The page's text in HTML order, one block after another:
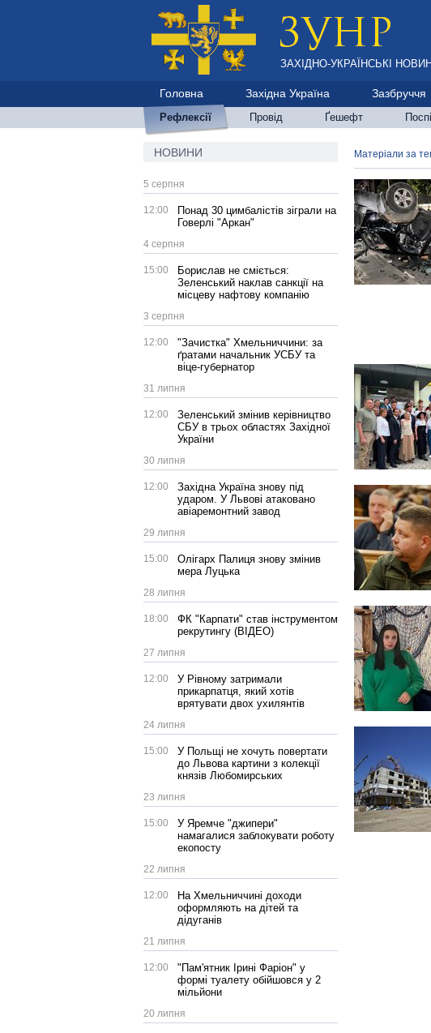
ЗАХІДНО-УКРАЇНСЬКІ
Головна Західна Україна Зазбруччя
Рефлексії Провід Ґешефт
НОВИНИ
5 серпня
12:00
Понад 30 цимбалістів зіграли на
Говерлі "Аркан"
4 серпня
15:00
Борислав не сміється:
Зеленський наклав санкції на
місцеву нафтову компанію
3 серпня
12:00
"Зачистка" Хмельниччини: за
ґратами начальник УСБУ та
віце-губернатор
31 липня
12:00
Зеленський змінив керівництво
СБУ в трьох областях Західної
України
30 липня
12:00
Західна Україна знову під
ударом. У Львові атаковано
авіаремонтний завод
29 липня
15:00
Олігарх Палиця знову змінив
мера Луцька
28 липня
18:00
ФК "Карпати" став інструментом
рекрутингу (ВІДЕО)
27 липня
12:00
У Рівному затримали
прикарпатця, який хотів
врятувати двох ухилянтів
24 липня
15:00
У Польщі не хочуть повертати
до Львова картини з колекції
князів Любомирських
23 липня
15:00
У Яремче "джипери"
намагалися заблокувати роботу
екопосту
22 липня
12:00
На Хмельниччині доходи
оформляють на дітей та
дідуганів
21 липня
12:00
"Пам'ятник Ірині Фаріон" у
формі туалету обійшовся у 2
мільйони
20 липня
Матеріали за